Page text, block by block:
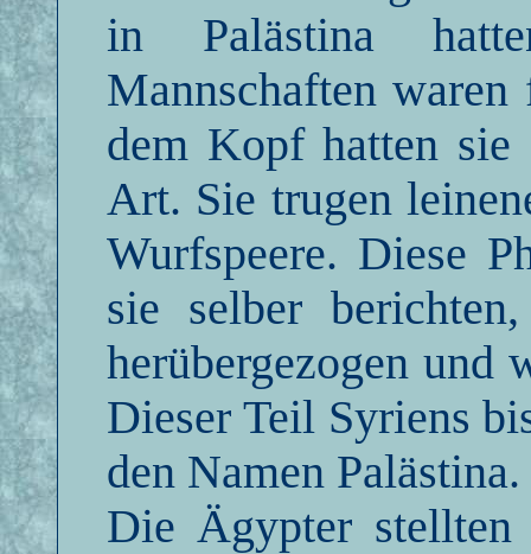
in Palästina
Mannschaften waren
dem Kopf hatten sie
Art. Sie trugen
Wurfspeere. Diese
sie selber
herübergezogen und
Dieser Teil Syriens
den Namen Palästina.
Die Ägypter stellten